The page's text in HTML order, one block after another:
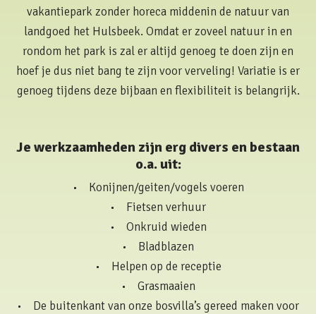
vakantiepark zonder horeca middenin de natuur van
landgoed het Hulsbeek. Omdat er zoveel natuur in en
rondom het park is zal er altijd genoeg te doen zijn en
hoef je dus niet bang te zijn voor verveling! Variatie is er
genoeg tijdens deze bijbaan en flexibiliteit is belangrijk.
Je werkzaamheden zijn erg divers en bestaan
o.a. uit:
• Konijnen/geiten/vogels voeren
• Fietsen verhuur
• Onkruid wieden
• Bladblazen
• Helpen op de receptie
• Grasmaaien
• De buitenkant van onze bosvilla’s gereed maken voor